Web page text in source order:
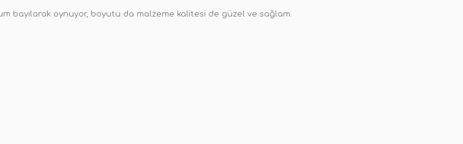
bayılarak oynuyor, boyutu da malzeme kalitesi de güzel ve sağlam.